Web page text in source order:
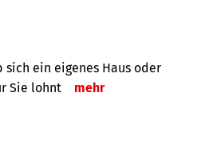
sich ein eigenes Haus oder
Sie lohnt
mehr